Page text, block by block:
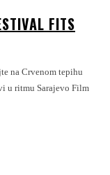
FITS
na Crvenom tepihu
u ritmu Sarajevo Film